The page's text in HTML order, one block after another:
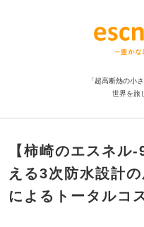
「超高断熱の小
世界を旅
【柿崎のエスネル
える3次防水設計
によるトータルコ